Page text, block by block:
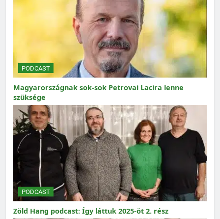
PODCAST
Magyarországnak sok-sok Petrovai Lacira lenne
szüksége
PODCAST
Zöld Hang podcast: Így láttuk 2025-öt 2. rész